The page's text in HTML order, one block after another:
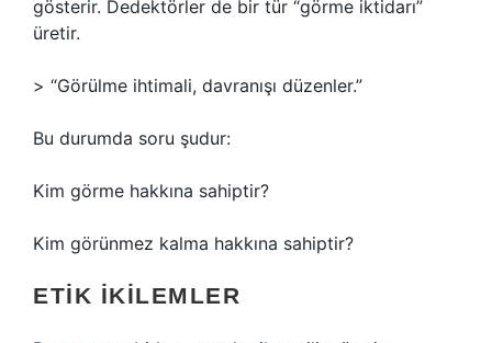
gösterir. Dedektörler de bir tür “görme iktidarı”
üretir.
> “Görülme ihtimali, davranışı düzenler.”
Bu durumda soru şudur:
Kim görme hakkına sahiptir?
Kim görünmez kalma hakkına sahiptir?
ETIK İKILEMLER